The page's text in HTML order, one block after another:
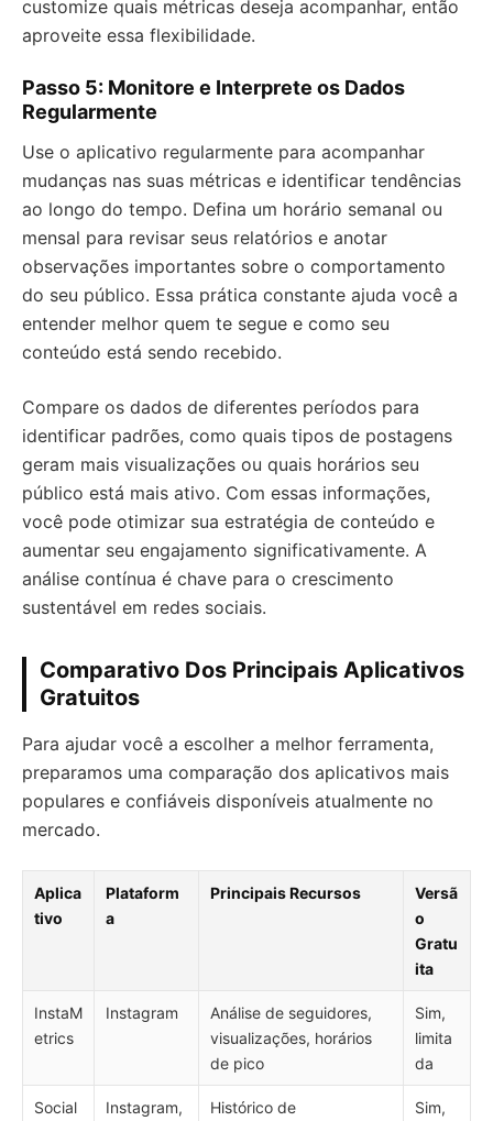
customize quais métricas deseja acompanhar, então
aproveite essa flexibilidade.
Passo 5: Monitore e Interprete os Dados
Regularmente
Use o aplicativo regularmente para acompanhar
mudanças nas suas métricas e identificar tendências
ao longo do tempo. Defina um horário semanal ou
mensal para revisar seus relatórios e anotar
observações importantes sobre o comportamento
do seu público. Essa prática constante ajuda você a
entender melhor quem te segue e como seu
conteúdo está sendo recebido.
Compare os dados de diferentes períodos para
identificar padrões, como quais tipos de postagens
geram mais visualizações ou quais horários seu
público está mais ativo. Com essas informações,
você pode otimizar sua estratégia de conteúdo e
aumentar seu engajamento significativamente. A
análise contínua é chave para o crescimento
sustentável em redes sociais.
Comparativo Dos Principais Aplicativos
Gratuitos
Para ajudar você a escolher a melhor ferramenta,
preparamos uma comparação dos aplicativos mais
populares e confiáveis disponíveis atualmente no
mercado.
Aplica
tivo
Plataform
a
Principais Recursos
Versã
o
Gratu
ita
InstaM
etrics
Instagram
Análise de seguidores,
visualizações, horários
de pico
Sim,
limita
da
Social
Instagram,
Histórico de
Sim,